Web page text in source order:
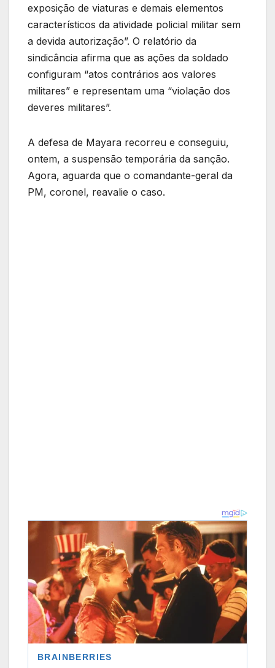
exposição de viaturas e demais elementos
característicos da atividade policial militar sem
a devida autorização”. O relatório da
sindicância afirma que as ações da soldado
configuram “atos contrários aos valores
militares” e representam uma “violação dos
deveres militares”.
A defesa de Mayara recorreu e conseguiu,
ontem, a suspensão temporária da sanção.
Agora, aguarda que o comandante-geral da
PM, coronel, reavalie o caso.